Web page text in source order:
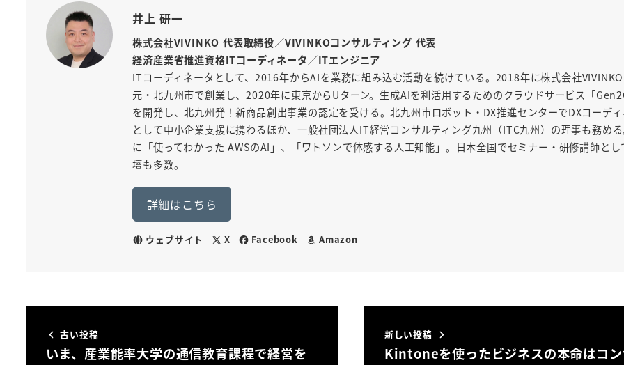
井上 研一
株式会社VIVINKO 代表取締役／VIVINKOコンサルティング 代表
経済産業省推進資格ITコーディネータ／ITエンジニア
ITコーディネータとして、2016年からAIを業務に組み込む活動を続けている。2018年に株式会社
元・北九州市で創業し、2020年に東京からUターン。生成AIを利活用するためのクラウドサービス「
を開発し、北九州発！新商品創出事業の認定を受ける。北九州市ロボット・DX推進センターでDXコーデ
として中小企業支援に携わるほか、一般社団法人IT経営コンサルティング九州（ITC九州）の理事も務め
に「使ってわかった AWSのAI」、「ワトソンで体感する人工知能」。日本全国でセミナー・研修講師とし
壇も多数。
詳細はこちら
ウェブサイト X Facebook Amazon
古い投稿
いま、産業能率大学の通信教育課程で経営を
新しい投稿
Kintoneを使ったビジネスの本命はコ